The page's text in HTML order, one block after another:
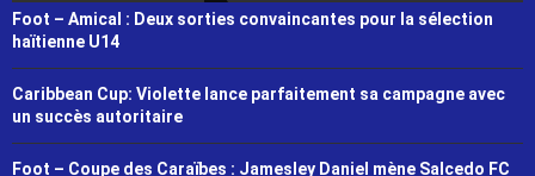
Foot – Amical : Deux sorties convaincantes pour la sélection
haïtienne U14
Caribbean Cup: Violette lance parfaitement sa campagne avec
un succès autoritaire
Foot – Coupe des Caraïbes : Jamesley Daniel mène Salcedo FC